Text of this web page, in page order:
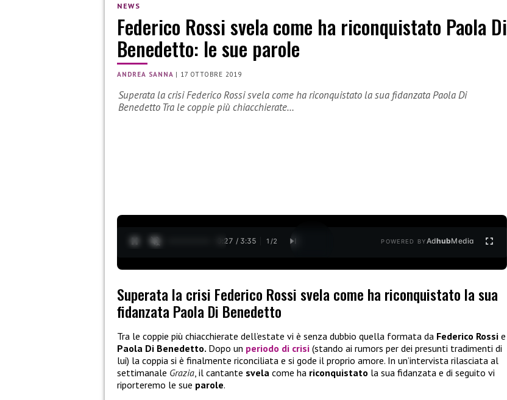
NEWS
Federico Rossi svela come ha riconquistato Paola Di
Benedetto: le sue parole
ANDREA SANNA | 17 OTTOBRE 2019
Superata la crisi Federico Rossi svela come ha riconquistato la sua fidanzata Paola Di
Benedetto Tra le coppie più chiacchierate…
0:28 / 3:35 1 /2 POWERED BYAdhubMedia
Superata la crisi Federico Rossi svela come ha riconquistato la sua
fidanzata Paola Di Benedetto
Tra le coppie più chiacchierate dell’estate vi è senza dubbio quella formata da Federico Rossi e
Paola Di Benedetto. Dopo un periodo di crisi (stando ai rumors per dei presunti tradimenti di
lui) la coppia si è finalmente riconciliata e si gode il proprio amore. In un’intervista rilasciata al
settimanale Grazia, il cantante svela come ha riconquistato la sua fidanzata e di seguito vi
riporteremo le sue parole.